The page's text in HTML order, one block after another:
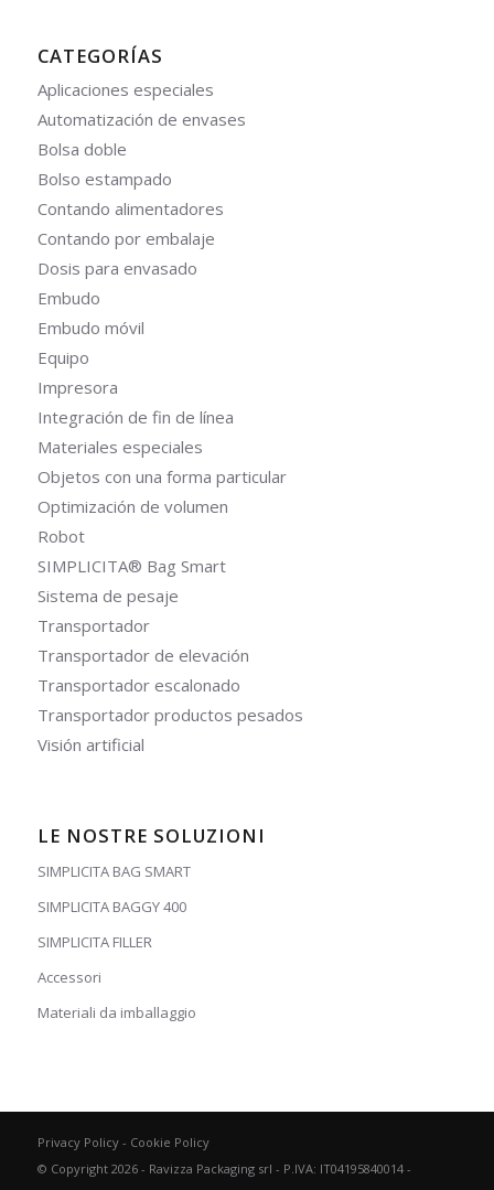
CATEGORÍAS
Aplicaciones especiales
Automatización de envases
Bolsa doble
Bolso estampado
Contando alimentadores
Contando por embalaje
Dosis para envasado
Embudo
Embudo móvil
Equipo
Impresora
Integración de fin de línea
Materiales especiales
Objetos con una forma particular
Optimización de volumen
Robot
SIMPLICITA® Bag Smart
Sistema de pesaje
Transportador
Transportador de elevación
Transportador escalonado
Transportador productos pesados
Visión artificial
LE NOSTRE SOLUZIONI
SIMPLICITA BAG SMART
SIMPLICITA BAGGY 400
SIMPLICITA FILLER
Accessori
Materiali da imballaggio
Privacy Policy- Cookie Policy
© Copyright 2026 - Ravizza Packaging srl - P.IVA: IT04195840014 -